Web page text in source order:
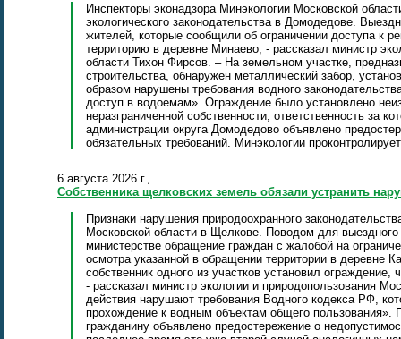
Инспекторы эконадзора Минэкологии Московской
экологического законодательства в Домодедове.
жителей, которые сообщили об ограничении доступа к
территорию в деревне Минаево, - рассказал министр
области Тихон Фирсов. – На земельном участке,
строительства, обнаружен металлический забор,
образом нарушены требования водного
доступ в водоемам». Ограждение было установлено
неразграниченной собственности, ответственность за
администрации округа Домодедово объявлено
обязательных требований. Минэкологии
6 августа 2026 г.,
Собственника щелковских земель обязали устранить
Признаки нарушения природоохранного
Московской области в Щелкове. Поводом для
министерстве обращение граждан с жалобой на
осмотра указанной в обращении территории в деревне
собственник одного из участков установил
- рассказал министр экологии и природопользования
действия нарушают требования Водного кодекса РФ,
прохождение к водным объектам общего пользования».
гражданину объявлено предостережение о